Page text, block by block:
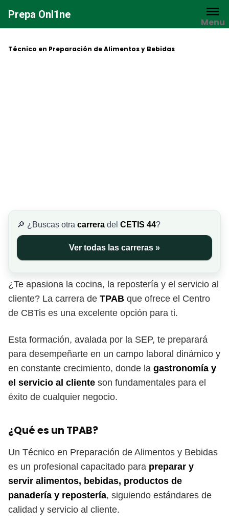
contenido
Prepa Onl1ne
Menu
Técnico en Preparación de Alimentos y Bebidas
🔎 ¿Buscas otra carrera del CETIS 44?
Ver todas las carreras »
¿Te apasiona la cocina, la repostería y el servicio al
cliente? La carrera de TPAB que ofrece el Centro
de CBTis es una excelente opción para ti.
Esta formación, avalada por la SEP, te preparará
para desempeñarte en un campo laboral dinámico y
en constante crecimiento, donde la gastronomía y
el servicio al cliente son fundamentales para el
éxito de cualquier negocio.
¿Qué es un TPAB?
Un Técnico en Preparación de Alimentos y Bebidas
es un profesional capacitado para preparar y
servir alimentos, bebidas, productos de
panadería y repostería, siguiendo estándares de
calidad y servicio al cliente.